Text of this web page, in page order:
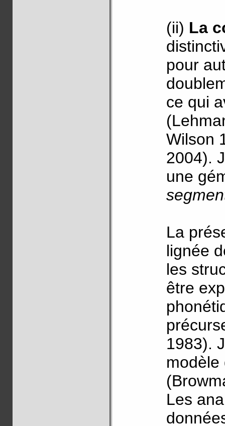
(ii) La
pour
ce qui
Wilson
2004).
une
La
lignée
les
être
1983).
modèle
Les